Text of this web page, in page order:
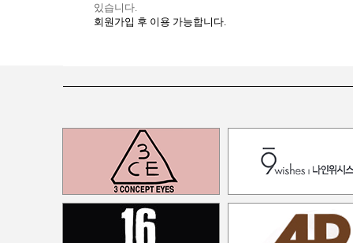
있습니다.
회원가입 후 이용 가능합니다.